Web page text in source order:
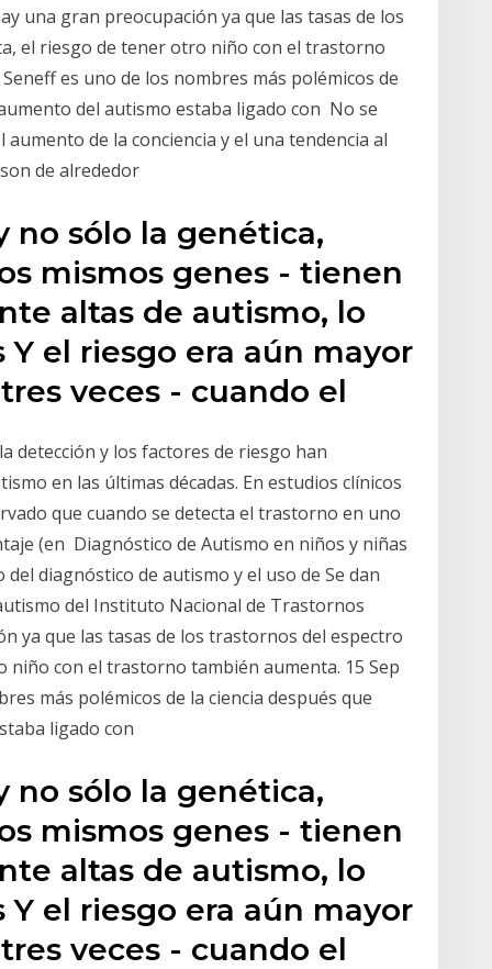
una gran preocupación ya que las tasas de los
el riesgo de tener otro niño con el trastorno
es uno de los nombres más polémicos de
del autismo estaba ligado con No se
de la conciencia y el una tendencia al
de alrededor
no sólo la genética,
mismos genes - tienen
altas de autismo, lo
el riesgo era aún mayor
veces - cuando el
detección y los factores de riesgo han
en las últimas décadas. En estudios clínicos
que cuando se detecta el trastorno en uno
(en Diagnóstico de Autismo en niños y niñas
diagnóstico de autismo y el uso de Se dan
del Instituto Nacional de Trastornos
ya que las tasas de los trastornos del espectro
con el trastorno también aumenta. 15 Sep
más polémicos de la ciencia después que
ligado con
no sólo la genética,
mismos genes - tienen
altas de autismo, lo
el riesgo era aún mayor
veces - cuando el